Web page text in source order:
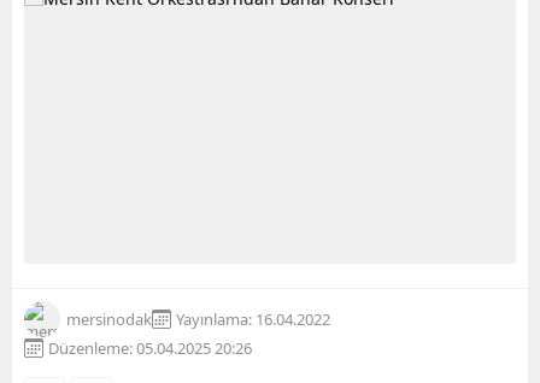
mersinodak
Yayınlama: 16.04.2022
Düzenleme: 05.04.2025 20:26